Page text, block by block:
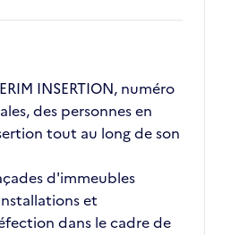
INSERTION, numéro
des personnes en
tout au long de son
d'immeubles
et
dans le cadre de